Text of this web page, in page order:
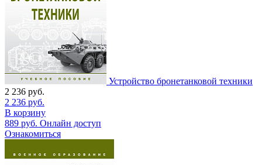
Устройство бронетанковой техники
2 236 руб.
2 236 руб.
В корзину
889 руб. Онлайн доступ
Ознакомиться